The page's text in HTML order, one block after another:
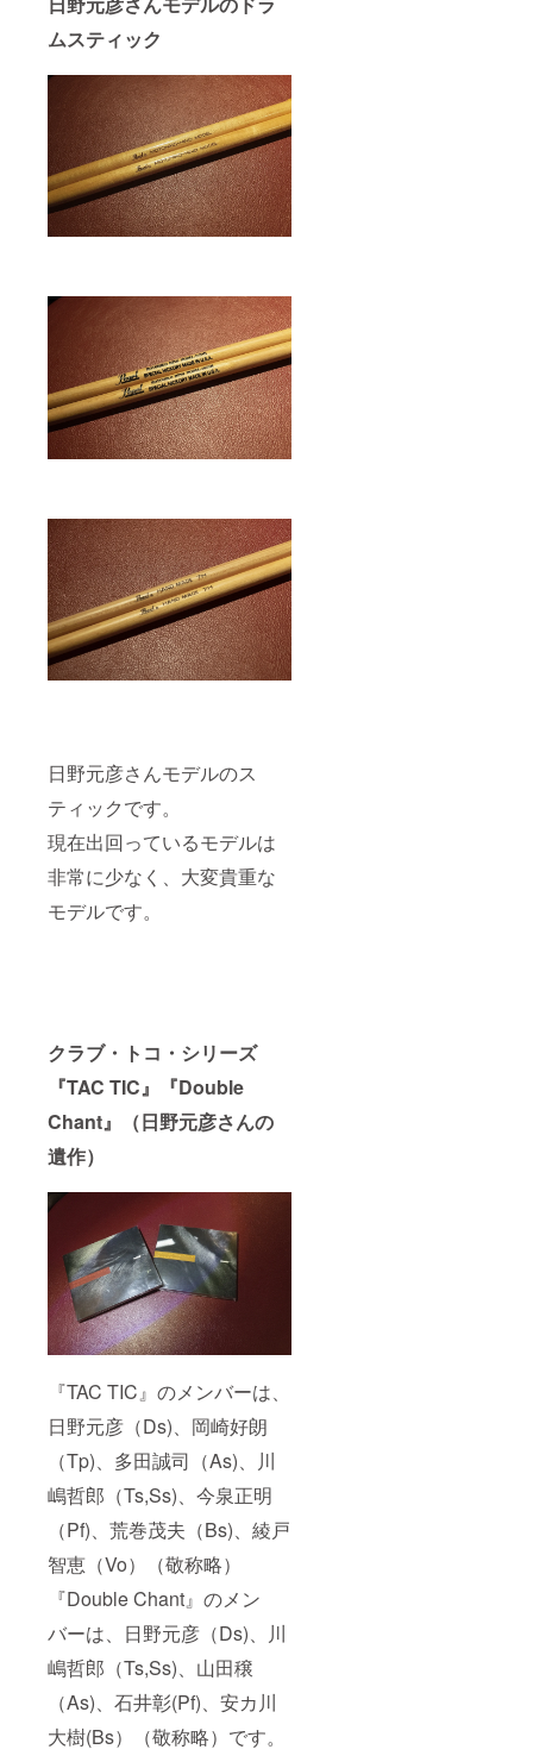
ムスティック
日野元彦さんモデルのス
ティックです。
現在出回っているモデルは
非常に少なく、大変貴重な
モデルです。
クラブ・トコ・シリーズ
『TAC TIC』『Double
Chant』（日野元彦さんの
遺作）
『TAC TIC』のメンバーは、
日野元彦（Ds)、岡崎好朗
（Tp)、多田誠司（As)、川
嶋哲郎（Ts,Ss)、今泉正明
（Pf)、荒巻茂夫（Bs)、綾戸
智恵（Vo）（敬称略）
『Double Chant』のメン
バーは、日野元彦（Ds)、川
嶋哲郎（Ts,Ss)、山田穣
（As)、石井彰(Pf)、安カ川
大樹(Bs）（敬称略）です。